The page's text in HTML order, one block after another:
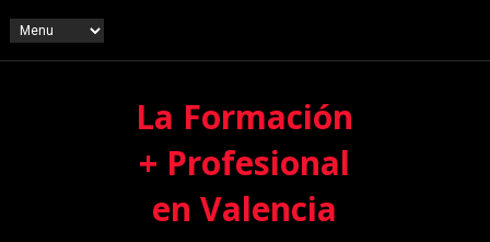
La Formación
+ Profesional
en Valencia